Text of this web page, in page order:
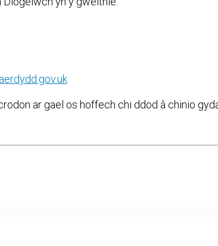
ar gael os hoffech chi ddod â chinio